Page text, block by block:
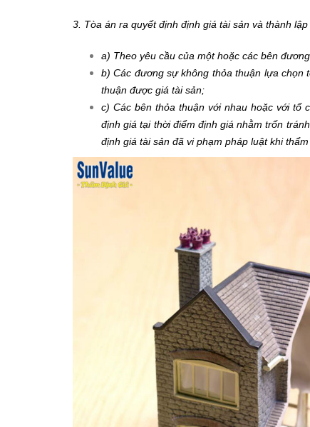
3. Tòa án ra quyết định định giá tài sản và thành
a) Theo yêu cầu của một hoặc các bên
b) Các đương sự không thỏa thuận lựa chọn
thuận được giá tài sản;
c) Các bên thỏa thuận với nhau hoặc với tổ
định giá tại thời điểm định giá nhằm trốn
định giá tài sản đã vi phạm pháp luật khi